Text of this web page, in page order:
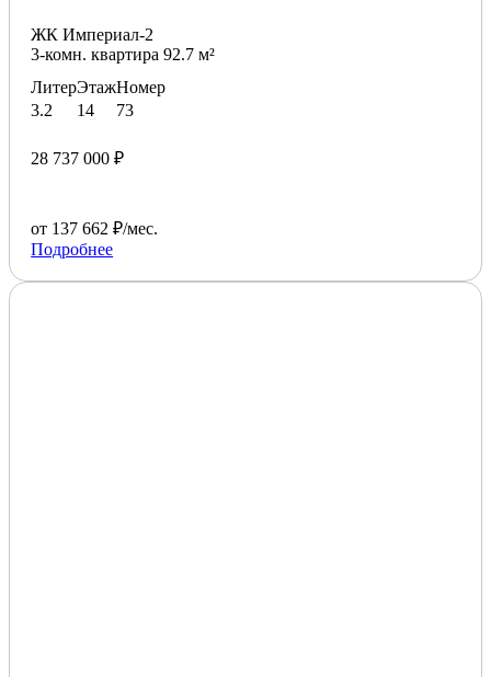
ЖК Империал-2
3-комн. квартира 92.7 м²
Литер
3.2
Этаж
14
Номер
73
28 737 000 ₽
от 137 662 ₽/мес.
Подробнее